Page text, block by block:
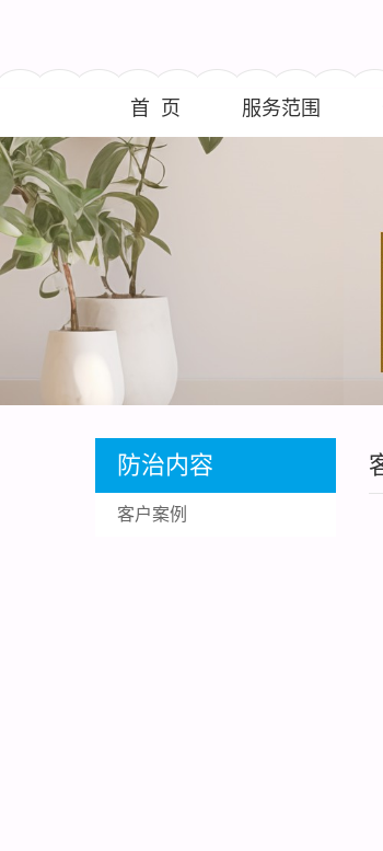
首 页 服务范围
防治内容
客户案例